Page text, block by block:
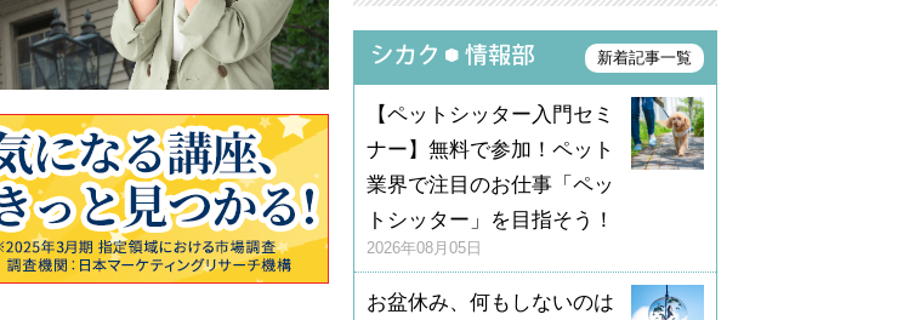
新着記事一覧
【ペットシッター入門セミ
ナー】無料で参加！ペット
業界で注目のお仕事「ペッ
トシッター」を目指そう！
2026年08月05日
お盆休み、何もしないのは